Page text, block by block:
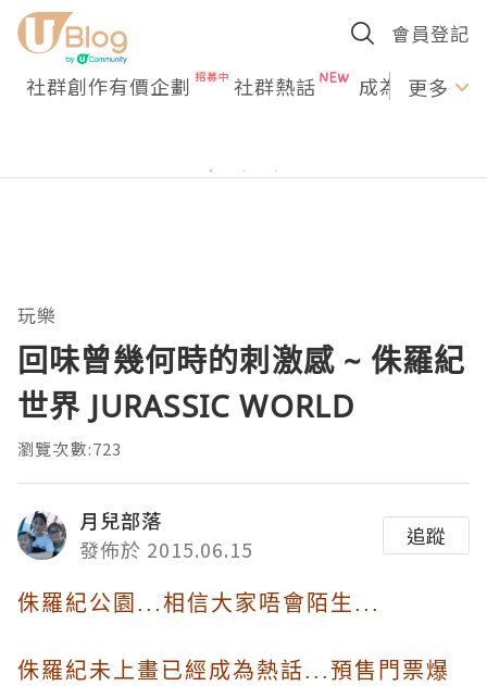
會員登記
社群創作有價企劃 社群熱話 成為U更多
玩樂
回味曾幾何時的刺激感 ~ 侏羅紀
世界 JURASSIC WORLD
瀏覽次數:723
月兒部落
發佈於 2015.06.15
追蹤
侏羅紀公園...相信大家唔會陌生...
侏羅紀未上畫已經成為熱話...預售門票爆